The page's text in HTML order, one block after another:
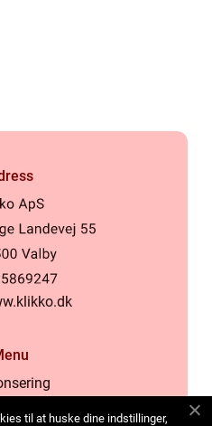
til at huske dine indstillinger,